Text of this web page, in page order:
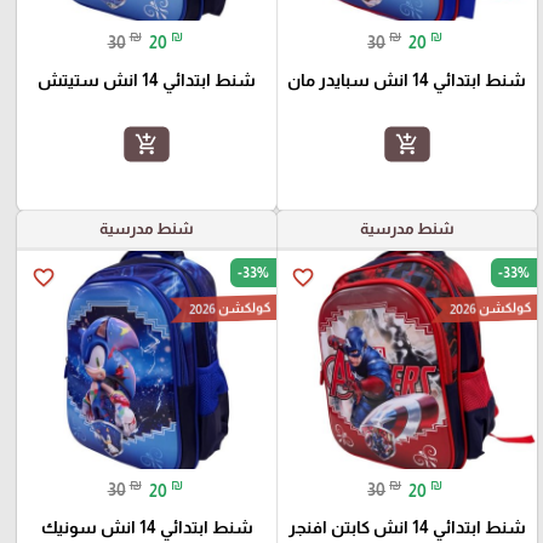
30 ₪ 20 ₪
شنط ابتدائي 14 انش سبايدر مان
add_shopping_cart
30 ₪ 20 ₪
شنط ابتدائي 14 انش ستيتش
add_shopping_cart
شنط مدرسية
favorite_border -33%
كولكشن 2026
30 ₪ 20 ₪
شنط ابتدائي 14 انش كابتن افنجر
شنط مدرسية
favorite_border -33%
كولكشن 2026
30 ₪ 20 ₪
شنط ابتدائي 14 انش سونيك